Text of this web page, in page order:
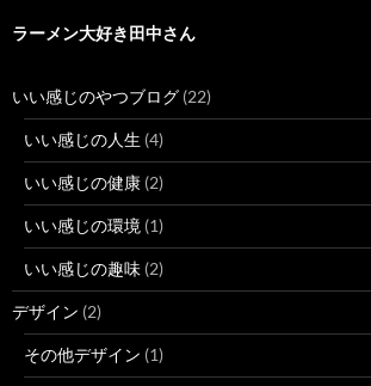
ラーメン大好き田中さん
いい感じのやつブログ (22)
いい感じの人生 (4)
いい感じの健康 (2)
いい感じの環境 (1)
いい感じの趣味 (2)
デザイン (2)
その他デザイン (1)